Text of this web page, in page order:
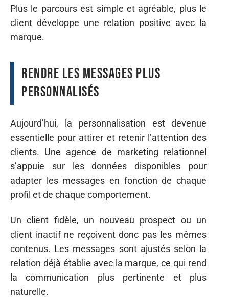
Plus le parcours est simple et agréable, plus le
client développe une relation positive avec la
marque.
Rendre les messages plus
personnalisés
Aujourd’hui, la personnalisation est devenue
essentielle pour attirer et retenir l’attention des
clients. Une agence de marketing relationnel
s’appuie sur les données disponibles pour
adapter les messages en fonction de chaque
profil et de chaque comportement.
Un client fidèle, un nouveau prospect ou un
client inactif ne reçoivent donc pas les mêmes
contenus. Les messages sont ajustés selon la
relation déjà établie avec la marque, ce qui rend
la communication plus pertinente et plus
naturelle.